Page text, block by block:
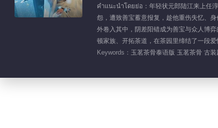
คำแนะนำโดยย่อ：年轻状元郎陆江来上任
怨，遭致善宝蓄意报复，趁他重伤失忆、
外卷入其中，阴差阳错成为善宝与众人博
顿家族、开拓茶道，在茶园里缔结了一段爱
Keywords： 玉茗茶骨泰语版 玉茗茶骨 古